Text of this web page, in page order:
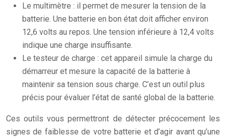
Le multimètre : il permet de mesurer la tension de la
batterie. Une batterie en bon état doit afficher environ
12,6 volts au repos. Une tension inférieure à 12,4 volts
indique une charge insuffisante.
Le testeur de charge : cet appareil simule la charge du
démarreur et mesure la capacité de la batterie à
maintenir sa tension sous charge. C’est un outil plus
précis pour évaluer l’état de santé global de la batterie.
Ces outils vous permettront de détecter précocement les
signes de faiblesse de votre batterie et d’agir avant qu’une